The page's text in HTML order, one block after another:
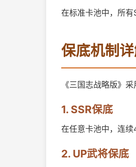
在标准卡池中，所有
保底机制
《三国志战略版》
1. SSR保底
在任意卡池中，连续
2. UP武将保底